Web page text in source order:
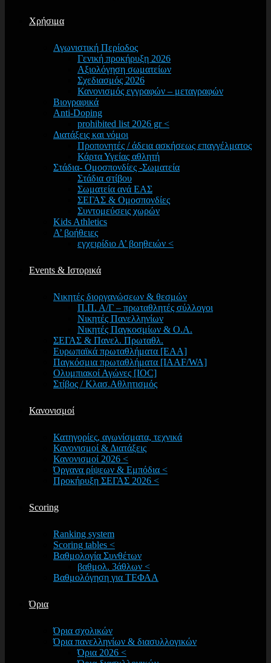
Χρήσιμα
Αγωνιστική Περίοδος
Γενική προκήρυξη 2026
Αξιολόγηση σωματείων
Σχεδιασμός 2026
Κανονισμός εγγραφών – μεταγραφών
Βιογραφικά
Anti-Doping
prohibited list 2026 gr <
Διατάξεις και νόμοι
Προπονητές / άδεια ασκήσεως επαγγέλματος
Κάρτα Υγείας αθλητή
Στάδια- Ομοσπονδίες -Σωματεία
Στάδια στίβου
Σωματεία ανά ΕΑΣ
ΣΕΓΑΣ & Ομοσπονδίες
Συντομεύσεις χωρών
Kids Athletics
Α’ βοήθειες
εγχειρίδιο Α’ βοηθειών <
Events & Ιστορικά
Νικητές διοργανώσεων & θεσμών
Π.Π. Α/Γ – πρωταθλητές σύλλογοι
Νικητές Πανελληνίων
Νικητές Παγκοσμίων & Ο.Α.
ΣΕΓΑΣ & Πανελ. Πρωταθλ.
Ευρωπαϊκά πρωταθλήματα [EAA]
Παγκόσμια πρωταθλήματα [IAAF/WA]
Ολυμπιακοί Αγώνες [IOC]
Στίβος / Κλασ.Αθλητισμός
Κανονισμοί
Κατηγορίες, αγωνίσματα, τεχνικά
Κανονισμοί & Διατάξεις
Κανονισμοί 2026 <
Όργανα ρίψεων & Εμπόδια <
Προκήρυξη ΣΕΓΑΣ 2026 <
Scoring
Ranking system
Scoring tables <
Βαθμολογία Συνθέτων
βαθμολ. 3άθλων <
Βαθμολόγηση για ΤΕΦΑΑ
Όρια
Όρια σχολικών
Όρια πανελληνίων & διασυλλογικών
Όρια 2026 <